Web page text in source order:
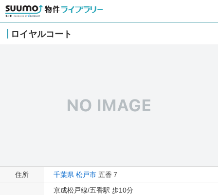
ロイヤルコート
住所 千葉県 松戸市 五香７
京成松戸線/五香駅 歩10分